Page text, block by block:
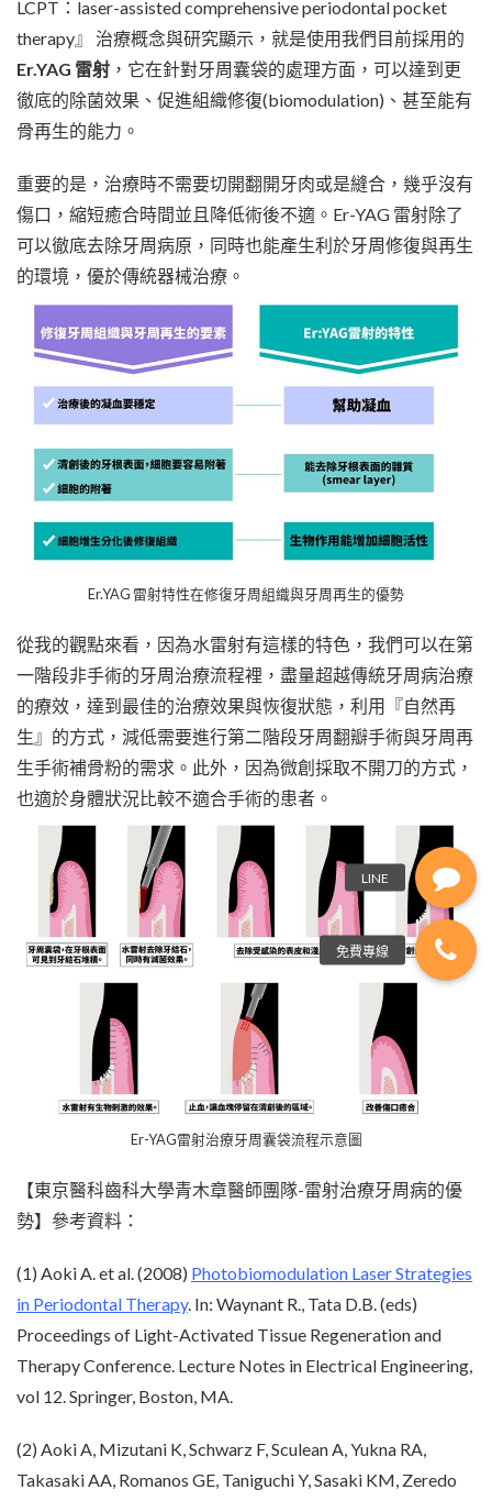
LCPT：laser-assisted comprehensive periodontal pocket
therapy』 治療概念與研究顯示，就是使用我們目前採用的
Er.YAG 雷射 ，它在針對牙周囊袋的處理方面，可以達到更
徹底的除菌效果、促進組織修復(biomodulation)、甚至能有
骨再生的能力。
重要的是，治療時不需要切開翻開牙肉或是縫合，幾乎沒有
傷口，縮短癒合時間並且降低術後不適。Er-YAG 雷射除了
可以徹底去除牙周病原，同時也能產生利於牙周修復與再生
的環境，優於傳統器械治療。
Er.YAG 雷射特性在修復牙周組織與牙周再生的優勢
從我的觀點來看，因為水雷射有這樣的特色，我們可以在第
一階段非手術的牙周治療流程裡，盡量超越傳統牙周病治療
的療效，達到最佳的治療效果與恢復狀態，利用『自然再
生』的方式，減低需要進行第二階段牙周翻瓣手術與牙周再
生手術補骨粉的需求。此外，因為微創採取不開刀的方式，
也適於身體狀況比較不適合手術的患者。
Er-YAG雷射治療牙周囊袋流程示意圖
【東京醫科齒科大學青木章醫師團隊-雷射治療牙周病的優
勢】參考資料：
(1) Aoki A. et al. (2008) Photobiomodulation Laser Strategies
in Periodontal Therapy. In: Waynant R., Tata D.B. (eds)
Proceedings of Light-Activated Tissue Regeneration and
Therapy Conference. Lecture Notes in Electrical Engineering,
vol 12. Springer, Boston, MA.
(2) Aoki A, Mizutani K, Schwarz F, Sculean A, Yukna RA,
Takasaki AA, Romanos GE, Taniguchi Y, Sasaki KM, Zeredo